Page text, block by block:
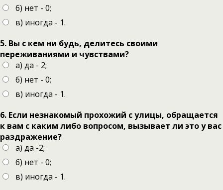
б) нет - 0;
в) иногда - 1.
5. Вы с кем ни будь, делитесь своими
переживаниями и чувствами?
а) да - 2;
б) нет - 0;
в) иногда - 1.
6. Если незнакомый прохожий с улицы, обращается
к вам с каким либо вопросом, вызывает ли это у вас
раздражение?
а) да -2;
б) нет - 0;
в) иногда - 1.